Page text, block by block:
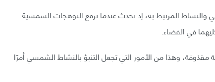
المرتبط به، إذ تحدث عندما ترفع التوهجات الشمسية
في الفضاء.
مقذوفة، وهذا من الأمور التي تجعل التنبؤ بالنشاط الشمسي أمرًا